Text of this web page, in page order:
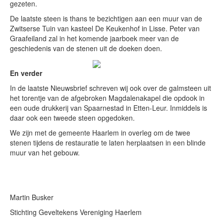
gezeten.
De laatste steen is thans te bezichtigen aan een muur van de
Zwitserse Tuin van kasteel De Keukenhof in Lisse. Peter van
Graafeiland zal in het komende jaarboek meer van de
geschiedenis van de stenen uit de doeken doen.
En verder
In de laatste Nieuwsbrief schreven wij ook over de galmsteen uit
het torentje van de afgebroken Magdalenakapel die opdook in
een oude drukkerij van Spaarnestad in Etten-Leur. Inmiddels is
daar ook een tweede steen opgedoken.
We zijn met de gemeente Haarlem in overleg om de twee
stenen tijdens de restauratie te laten herplaatsen in een blinde
muur van het gebouw.
Martin Busker
Stichting Geveltekens Vereniging Haerlem